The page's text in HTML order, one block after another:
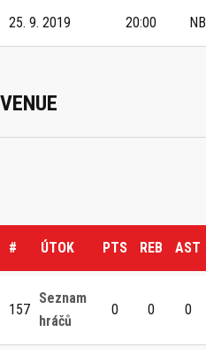
25. 9. 2019 20:00
VENUE
# ÚTOK PTS REB AST
157
Seznam
hráčů
0 0 0